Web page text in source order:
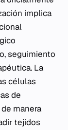
implica
seguimiento
La
células
de
manera
tejidos